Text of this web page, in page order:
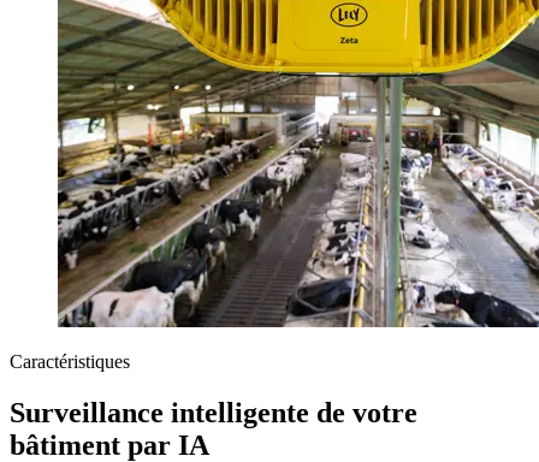
Caractéristiques
Surveillance intelligente de votre
bâtiment par IA